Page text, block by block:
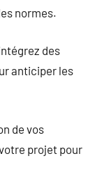
normes.
des
anticiper les
de vos
projet pour